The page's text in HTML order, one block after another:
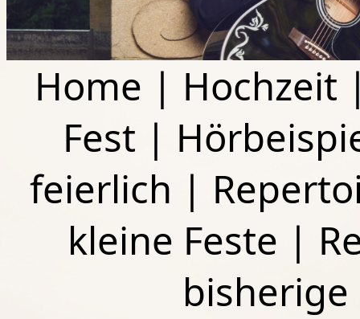
Home | Hochzeit
Fest |
feierlich |
kleine Feste |